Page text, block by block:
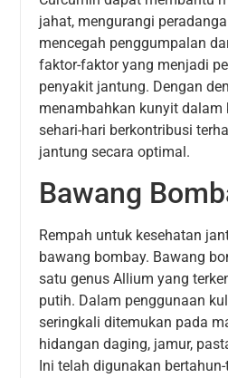
jahat, mengurangi
mencegah penggumpalan
faktor-faktor yang menjadi
penyakit jantung. Dengan
menambahkan kunyit
sehari-hari berkontribusi
jantung secara optimal.
Bawang
Rempah untuk kesehatan
bawang bombay. Bawang
satu genus Allium yang
putih. Dalam penggunaan
seringkali ditemukan pada
hidangan daging, jamur,
Ini telah digunakan